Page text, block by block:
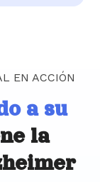
EN ACCIÓN
a su
la